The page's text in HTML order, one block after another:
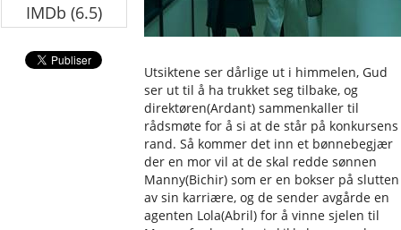
IMDb (6.5)
Utsiktene ser dårlige ut i himmelen, Gud
ser ut til å ha trukket seg tilbake, og
direktøren(Ardant) sammenkaller til
rådsmøte for å si at de står på konkursens
rand. Så kommer det inn et bønnebegjær
der en mor vil at de skal redde sønnen
Manny(Bichir) som er en bokser på slutten
av sin karriære, og de sender avgårde en
agenten Lola(Abril) for å vinne sjelen til